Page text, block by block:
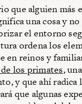
que alguien más
una cosa y
el entorno
ordena los
en reinos y
los primates,
y que ahí radica
que algunas